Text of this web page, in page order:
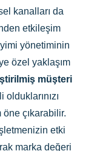
kanalları da
etkileşim
yönetiminin
özel yaklaşım
müşteri
çıkarabilir.
etki
marka değeri